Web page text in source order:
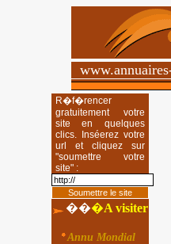
R�f�rencer
gratuitement votre
site en quelques
clics. Inséerez votre
url et cliquez sur
"soumettre votre
site" :
���A visiter
Annu Mondial